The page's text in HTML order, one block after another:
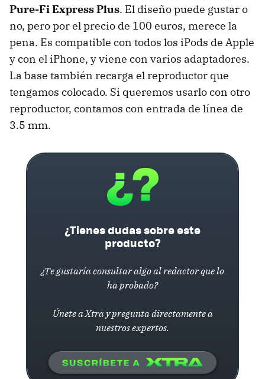
Pure-Fi Express Plus. El diseño puede gustar o
no, pero por el precio de 100 euros, merece la
pena. Es compatible con todos los iPods de Apple
y con el iPhone, y viene con varios adaptadores.
La base también recarga el reproductor que
tengamos colocado. Si queremos usarlo con otro
reproductor, contamos con entrada de línea de
3.5 mm.
¿Tienes dudas sobre este
producto?
¿Te gustaría consultar algo al redactor que lo
ha probado?
Únete a Xtra y pregunta directamente a
nuestros expertos.